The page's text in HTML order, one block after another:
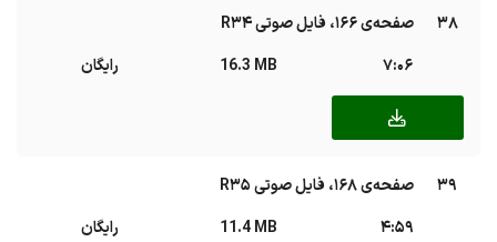
38
صفحه‌ی ۱۶۶، فایل صوتی R34
7:06
16.3 MB رایگان
39
صفحه‌ی ۱۶۸، فایل صوتی R35
4:59
11.4 MB رایگان